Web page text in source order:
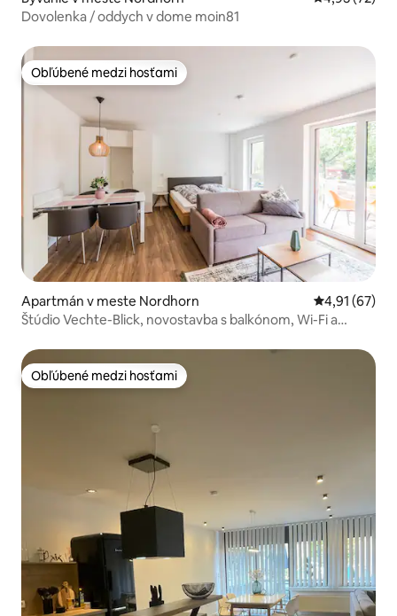
Dovolenka / oddych v dome moin81
Obľúbené medzi hosťami
Obľúbené medzi hosťami
Apartmán v meste Nordhorn Priemerné
4,91 (67)
Štúdio Vechte-Blick, novostavba s balkónom, Wi-Fi a
Obľúbené medzi hosťami
Obľúbené medzi hosťami